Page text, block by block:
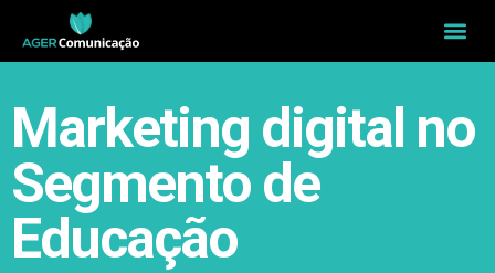
Marketing digital no
Segmento de
Educação